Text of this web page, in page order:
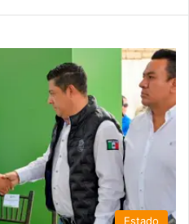
Estado